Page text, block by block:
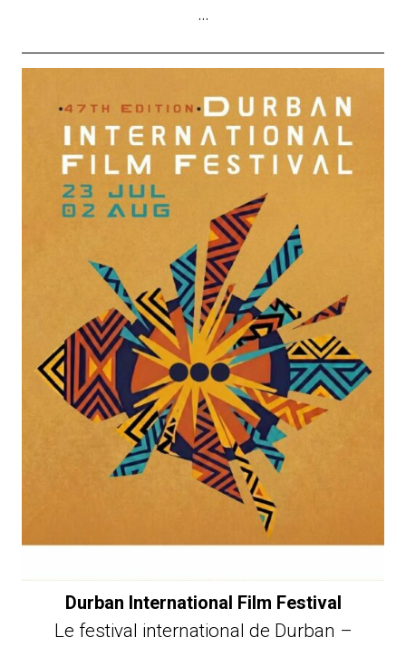
…
Durban International Film Festival
Le festival international de Durban –